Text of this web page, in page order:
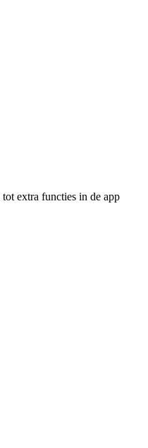
extra functies in de app